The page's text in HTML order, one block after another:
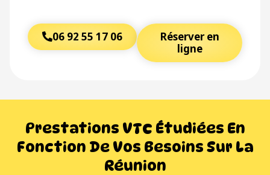
06 92 55 17 06
Réserver en
ligne
Prestations VTC Étudiées En
Fonction De Vos Besoins Sur La
Réunion